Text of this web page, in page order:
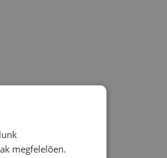
megfelelően.